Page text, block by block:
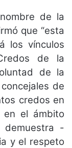
de la
que “esta
los vínculos
de la
de la
de
credos en
en el ámbito
demuestra -
y el respeto